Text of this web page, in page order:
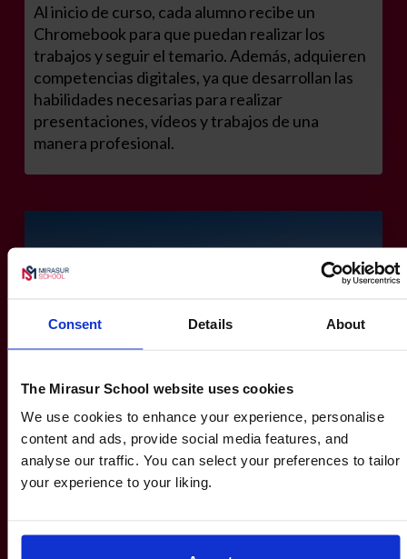
Consent Details About
The Mirasur School website uses cookies
We use cookies to enhance your experience, personalise
content and ads, provide social media features, and
analyse our traffic. You can select your preferences to tailor
your experience to your liking.
Al inicio de curso, cada alumno recibe un
Chromebook para que puedan realizar los
trabajos y seguir el temario. Además, adquieren
competencias digitales, ya que desarrollan las
habilidades necesarias para realizar
presentaciones, vídeos y trabajos de una
manera profesional.
Todo en un mismo Campus
ISEF se encuentra en el Campus de Mirasur
School por lo que, además de las aulas